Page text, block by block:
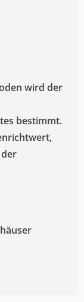
wird der
bestimmt.